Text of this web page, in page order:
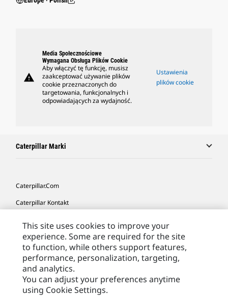
warning
Media Społecznościowe
Wymagana Obsługa Plików Cookie
Aby włączyć tę funkcję, musisz
zaakceptować używanie plików
cookie przeznaczonych do
targetowania, funkcjonalnych i
odpowiadających za wydajność.
Ustawienia
plików cookie
Caterpillar Marki
Caterpillar.com
Caterpillar Kontakt
Moje Preferencje Marketingowe
Site Map
Cookie Settings
Legal
This site uses cookies to improve your
experience. Some are required for the site
to function, while others support features,
performance, personalization, targeting,
and analytics.
You can adjust your preferences anytime
using Cookie Settings.